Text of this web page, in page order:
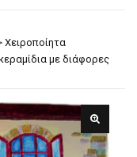
Χειροποίητα
με διάφορες